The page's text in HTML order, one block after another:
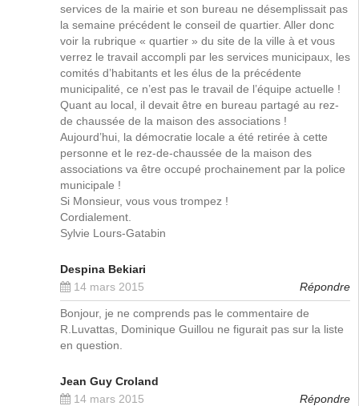
services de la mairie et son bureau ne désemplissait pas
la semaine précédent le conseil de quartier. Aller donc
voir la rubrique « quartier » du site de la ville à et vous
verrez le travail accompli par les services municipaux, les
comités d’habitants et les élus de la précédente
municipalité, ce n’est pas le travail de l’équipe actuelle !
Quant au local, il devait être en bureau partagé au rez-
de chaussée de la maison des associations !
Aujourd’hui, la démocratie locale a été retirée à cette
personne et le rez-de-chaussée de la maison des
associations va être occupé prochainement par la police
municipale !
Si Monsieur, vous vous trompez !
Cordialement.
Sylvie Lours-Gatabin
Despina Bekiari
14 mars 2015
Répondre
Bonjour, je ne comprends pas le commentaire de
R.Luvattas, Dominique Guillou ne figurait pas sur la liste
en question.
Jean Guy Croland
14 mars 2015
Répondre